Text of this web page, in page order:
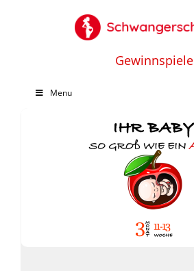
Gewinnspiele
Menu